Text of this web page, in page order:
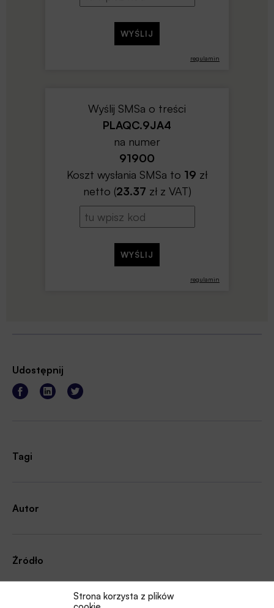
Strona korzysta z plików
regulamin
regulamin
Wyślij SMSa o treści
PLAQC.9JA4
na numer
91900
Koszt wysłania SMSa to 19 zł
netto (23.37 zł z VAT)
Udostępnij
Tagi
Autor
Źródło